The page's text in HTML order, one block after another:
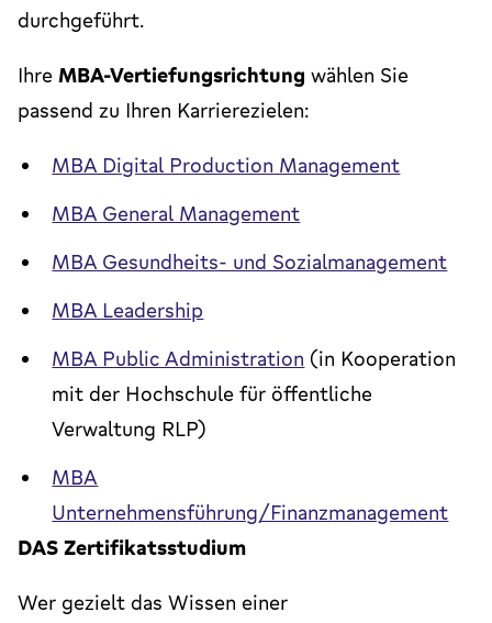
durchgeführt.
Ihre MBA-Vertiefungsrichtung wählen Sie
passend zu Ihren Karrierezielen:
MBA Digital Production Management
MBA General Management
MBA Gesundheits- und Sozialmanagement
MBA Leadership
MBA Public Administration (in Kooperation
mit der Hochschule für öffentliche
Verwaltung RLP)
MBA
Unternehmensführung/Finanzmanagement
DAS Zertifikatsstudium
Wer gezielt das Wissen einer